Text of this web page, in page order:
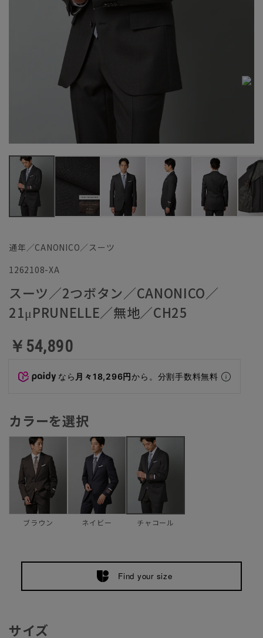
通年／CANONICO／スーツ
1262108-XA
スーツ／2つボタン／CANONICO／
21μPRUNELLE／無地／CH25
￥54,890
なら 月々18,296円から。分割手数料無料
カラーを選択
ブラウン ネイビー チャコール
Find your size
サイズ